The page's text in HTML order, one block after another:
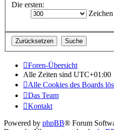
Die ersten:
Foren-Übersicht
Alle Zeiten sind UTC+01:00
Alle Cookies des Boards
Das Team
Kontakt
Powered by phpBB® Forum